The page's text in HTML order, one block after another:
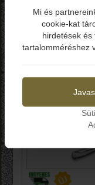
-Teljes hossz:
-Penge
-Penge
-Penge
-
Mi és
cookie-kat
hirdetések
tartalomméréshez